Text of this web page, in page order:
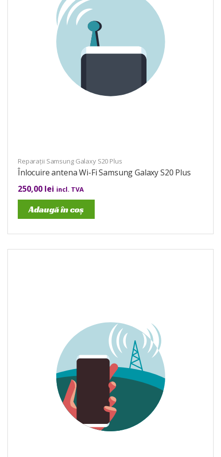
Reparații Samsung Galaxy S20 Plus
Înlocuire antena Wi-Fi Samsung Galaxy S20 Plus
250,00 lei incl. TVA
Adaugă în coș